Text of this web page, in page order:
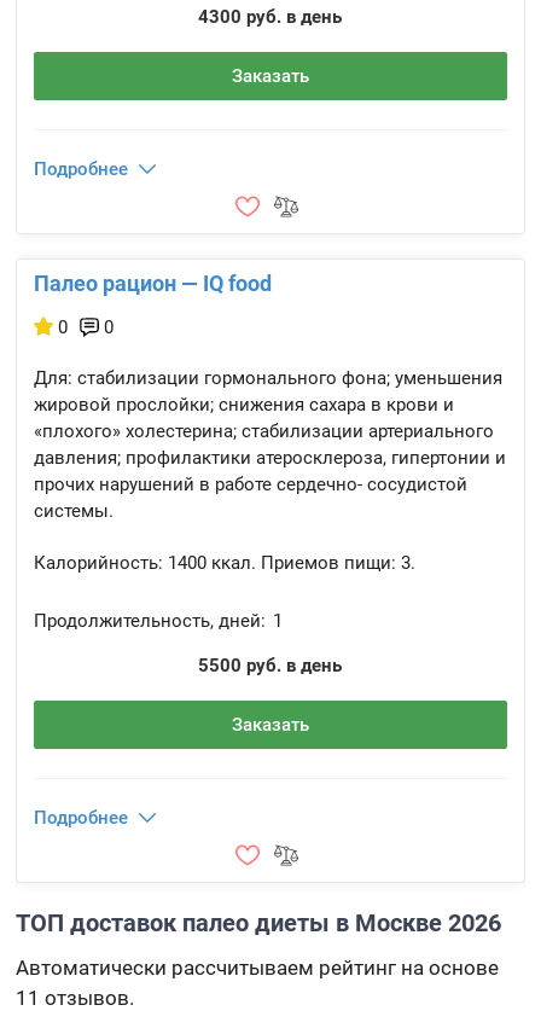
4300 руб. в день
Заказать
Подробнее
Палео рацион — IQ food
0 0
Для: стабилизации гормонального фона; уменьшения
жировой прослойки; снижения сахара в крови и
«плохого» холестерина; стабилизации артериального
давления; профилактики атеросклероза, гипертонии и
прочих нарушений в работе сердечно- сосудистой
системы.
Калорийность: 1400 ккал. Приемов пищи: 3.
Продолжительность, дней: 1
5500 руб. в день
Заказать
Подробнее
ТОП доставок палео диеты в Москве 2026
Автоматически рассчитываем рейтинг на основе
11 отзывов.